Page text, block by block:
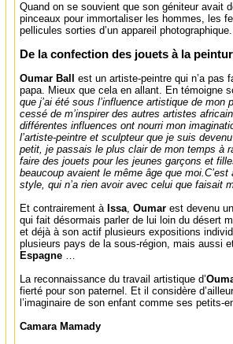
Quand on se souvient que son géniteur avait
pinceaux pour immortaliser les hommes, les
pellicules sorties d’un appareil photographique.
De la confection des jouets à la
Oumar Ball est un artiste-peintre qui n’a pas
papa. Mieux que cela en allant. En témoigne
que j’ai été sous l’influence artistique de mon
cessé de m’inspirer des autres artistes
différentes influences ont nourri mon
l’artiste-peintre et sculpteur que je suis
petit, je passais le plus clair de mon temps à
faire des jouets pour les jeunes garçons et
beaucoup avaient le même âge que moi.C’est
style, qui n’a rien avoir avec celui que faisait
Et contrairement à Issa, Oumar est devenu
qui fait désormais parler de lui loin du désert
et déjà à son actif plusieurs expositions
plusieurs pays de la sous-région, mais aussi
Espagne …
La reconnaissance du travail artistique d’
fierté pour son paternel. Et il considère
l’imaginaire de son enfant comme ses petits-
Camara Mamady